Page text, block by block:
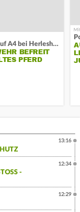
Rettung auf A4 bei Herleshausen
BEFREIT
PFERD
13:16
- F
12:34
12:29